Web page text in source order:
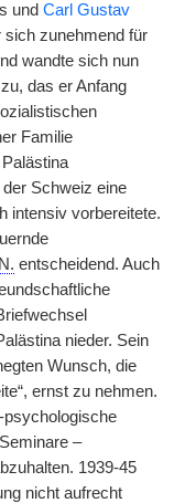
und Carl Gustav
sich zunehmend für
wandte sich nun
das er Anfang
Familie
Schweiz eine
intensiv vorbereitete.
N. entscheidend. Auch
nieder. Sein
Wunsch, die
ernst zu nehmen.
psychologische
–
1939-45
nicht aufrecht